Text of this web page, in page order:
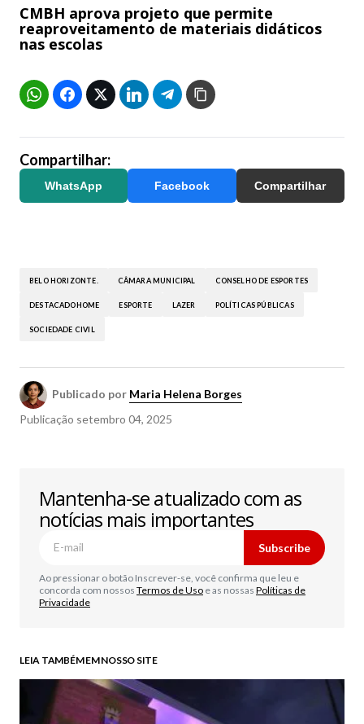
CMBH aprova projeto que permite
reaproveitamento de materiais didáticos
nas escolas
Compartilhar:
WhatsApp Facebook Compartilhar
BELO HORIZONTE. CÂMARA MUNICIPAL CONSELHO DE ESPORTES
DESTACADOHOME ESPORTE LAZER POLÍTICAS PÚBLICAS
SOCIEDADE CIVIL
Publicado por Maria Helena Borges
Publicação setembro 04, 2025
Mantenha-se atualizado com as
notícias mais importantes
Subscribe
Ao pressionar o botão Inscrever-se, você confirma que leu e
concorda com nossos Termos de Uso e as nossas Políticas de
Privacidade
LEIA TAMBÉM EM NOSSO SITE